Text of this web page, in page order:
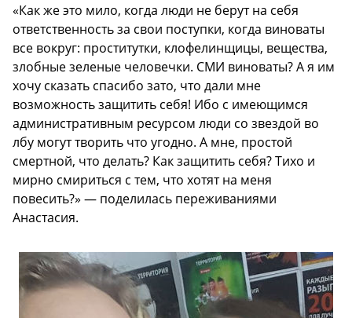
«Как же это мило, когда люди не берут на себя
ответственность за свои поступки, когда виноваты
все вокруг: проститутки, клофелинщицы, вещества,
злобные зеленые человечки. СМИ виноваты? А я им
хочу сказать спасибо зато, что дали мне
возможность защитить себя! Ибо с имеющимся
административным ресурсом люди со звездой во
лбу могут творить что угодно. А мне, простой
смертной, что делать? Как защитить себя? Тихо и
мирно смириться с тем, что хотят на меня
повесить?» — поделилась переживаниями
Анастасия.